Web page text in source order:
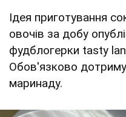
Ідея приготування
овочів за добу
фудблогерки tasty
Обов'язково
маринаду.